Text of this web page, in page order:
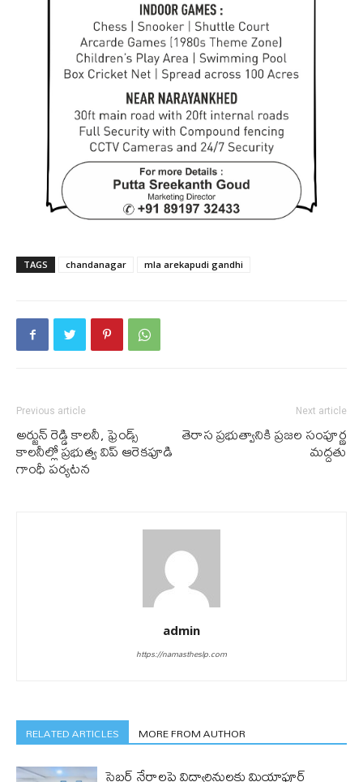
TAGS chandanagar mla arekapudi gandhi
Previous article
అర్జున్ రెడ్డి కాల‌నీ, ఫ్రెండ్స్
కాల‌నీల్లో ప్రభుత్వ విప్ ఆరెకపూడి
గాంధీ ప‌ర్య‌ట‌న
Next article
తెరాస ప్ర‌భుత్వానికి ప్ర‌జ‌ల సంపూర్ణ
మ‌ద్ద‌తు
admin
https://namastheslp.com
RELATED ARTICLES MORE FROM AUTHOR
సైబర్ నేరాలపై విద్యార్థినులకు మియాపూర్